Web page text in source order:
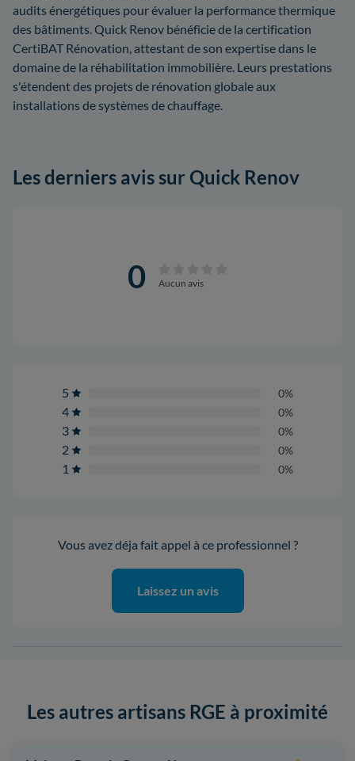
audits énergétiques pour évaluer la performance thermique
des bâtiments. Quick Renov bénéficie de la certification
CertiBAT Rénovation, attestant de son expertise dans le
domaine de la réhabilitation immobilière. Leurs prestations
s'étendent des projets de rénovation globale aux
installations de systèmes de chauffage.
Les derniers avis sur Quick Renov
0 Aucun avis
5 0%
4 0%
3 0%
2 0%
1 0%
Vous avez déja fait appel à ce professionnel ?
Laissez un avis
Les autres artisans RGE à proximité